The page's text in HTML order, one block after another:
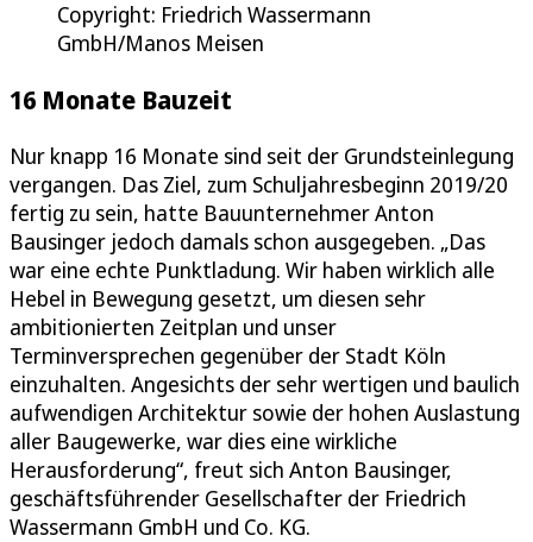
Copyright: Friedrich Wassermann
GmbH/Manos Meisen
16 Monate Bauzeit
Nur knapp 16 Monate sind seit der Grundsteinlegung
vergangen. Das Ziel, zum Schuljahresbeginn 2019/20
fertig zu sein, hatte Bauunternehmer Anton
Bausinger jedoch damals schon ausgegeben. „Das
war eine echte Punktladung. Wir haben wirklich alle
Hebel in Bewegung gesetzt, um diesen sehr
ambitionierten Zeitplan und unser
Terminversprechen gegenüber der Stadt Köln
einzuhalten. Angesichts der sehr wertigen und baulich
aufwendigen Architektur sowie der hohen Auslastung
aller Baugewerke, war dies eine wirkliche
Herausforderung“, freut sich Anton Bausinger,
geschäftsführender Gesellschafter der Friedrich
Wassermann GmbH und Co. KG.